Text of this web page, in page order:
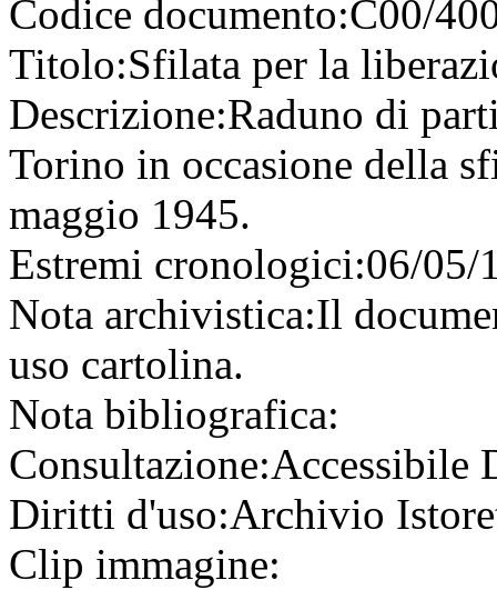
Codice documento:C00/
Titolo:Sfilata per la
Descrizione:Raduno di
Torino in occasione della
maggio 1945.
Estremi cronologici:06/05/
Nota archivistica:Il
uso cartolina.
Nota bibliografica:
Consultazione:Accessibile
Diritti d'uso:Archivio
Clip immagine: